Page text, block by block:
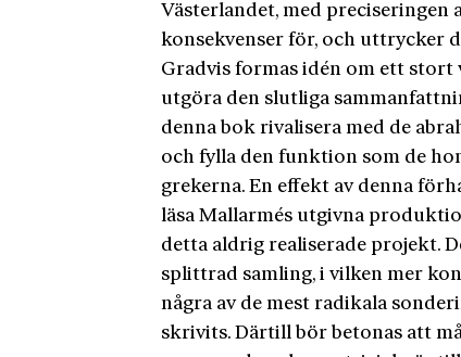
Västerlandet, med preciseringen
konsekvenser för, och uttrycker
Gradvis formas idén om ett
utgöra den slutliga
denna bok rivalisera med de
och fylla den funktion som de
grekerna. En effekt av denna
läsa Mallarmés utgivna
detta aldrig realiserade projekt.
splittrad samling, i vilken mer
några av de mest radikala
skrivits. Därtill bör betonas att